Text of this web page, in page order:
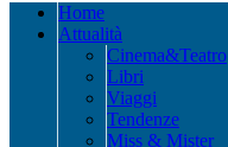
Home
Attualità
Cinema&Teatro
Libri
Viaggi
Tendenze
Miss & Mister